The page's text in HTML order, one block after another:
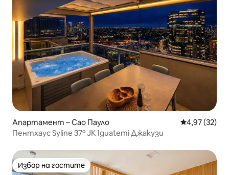
Апартамент – Сао Пауло Средна
4,97 (32)
Пентхаус Syline 37º JK Iguatemi Джакузи
Избор на гостите
Избор на гостите